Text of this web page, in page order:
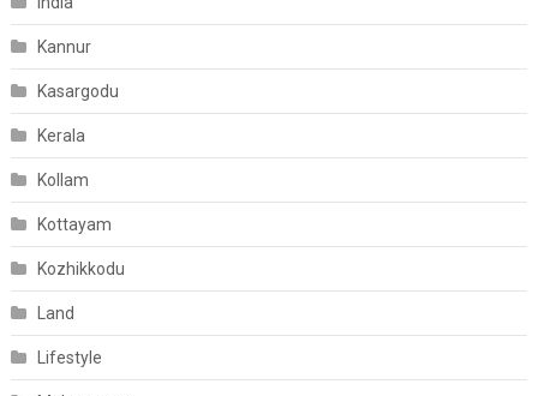
Kannur
Kasargodu
Kerala
Kollam
Kottayam
Kozhikkodu
Land
Lifestyle